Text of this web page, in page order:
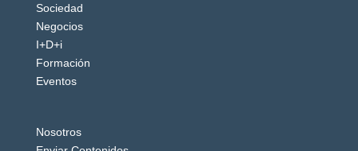
Sociedad
Negocios
I+D+i
Formación
Eventos
Nosotros